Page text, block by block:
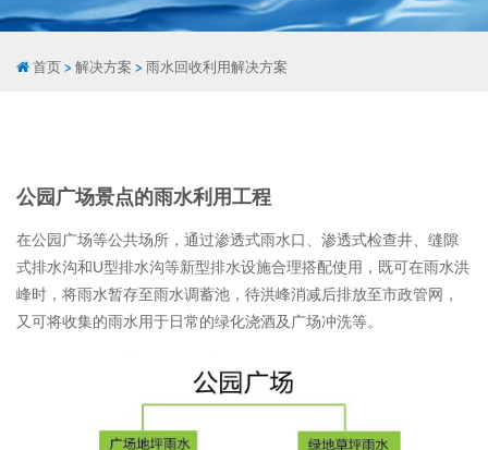
首页 > 解决方案 > 雨水回收利用解决方案
公园广场景点的雨水利用工程
在公园广场等公共场所，通过渗透式雨水口、渗透式检查井、缝隙
式排水沟和U型排水沟等新型排水设施合理搭配使用，既可在雨水洪
峰时，将雨水暂存至雨水调蓄池，待洪峰消减后排放至市政管网，
又可将收集的雨水用于日常的绿化浇酒及广场冲洗等。